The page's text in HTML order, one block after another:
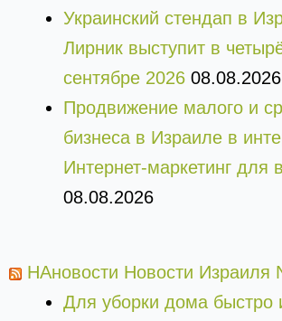
Украинский стендап в
Лирник выступит в
сентябре 2026 08.08.2026
Продвижение малого и
бизнеса в Израиле в
Интернет-маркетинг для
08.08.2026
НАновости Новости Израиля
Для уборки дома быстро